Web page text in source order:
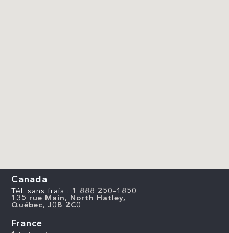
Canada
Tél. sans frais : 1 888 250-1850
135 rue Main, North Hatley,
Québec, J0B 2C0
France